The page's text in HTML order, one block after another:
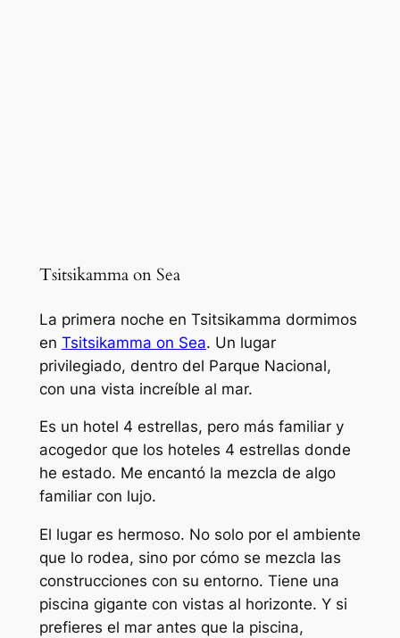
Tsitsikamma on Sea
La primera noche en Tsitsikamma dormimos
en Tsitsikamma on Sea. Un lugar
privilegiado, dentro del Parque Nacional,
con una vista increíble al mar.
Es un hotel 4 estrellas, pero más familiar y
acogedor que los hoteles 4 estrellas donde
he estado. Me encantó la mezcla de algo
familiar con lujo.
El lugar es hermoso. No solo por el ambiente
que lo rodea, sino por cómo se mezcla las
construcciones con su entorno. Tiene una
piscina gigante con vistas al horizonte. Y si
prefieres el mar antes que la piscina,